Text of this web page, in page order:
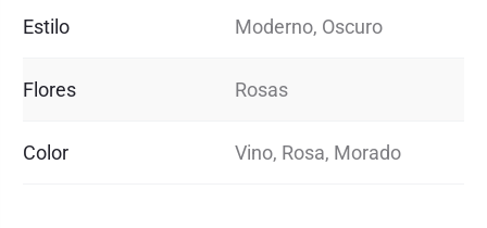
Estilo Moderno, Oscuro
Flores Rosas
Color Vino, Rosa, Morado